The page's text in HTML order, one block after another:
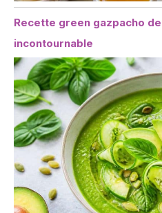
Recette green gazpacho
incontournable